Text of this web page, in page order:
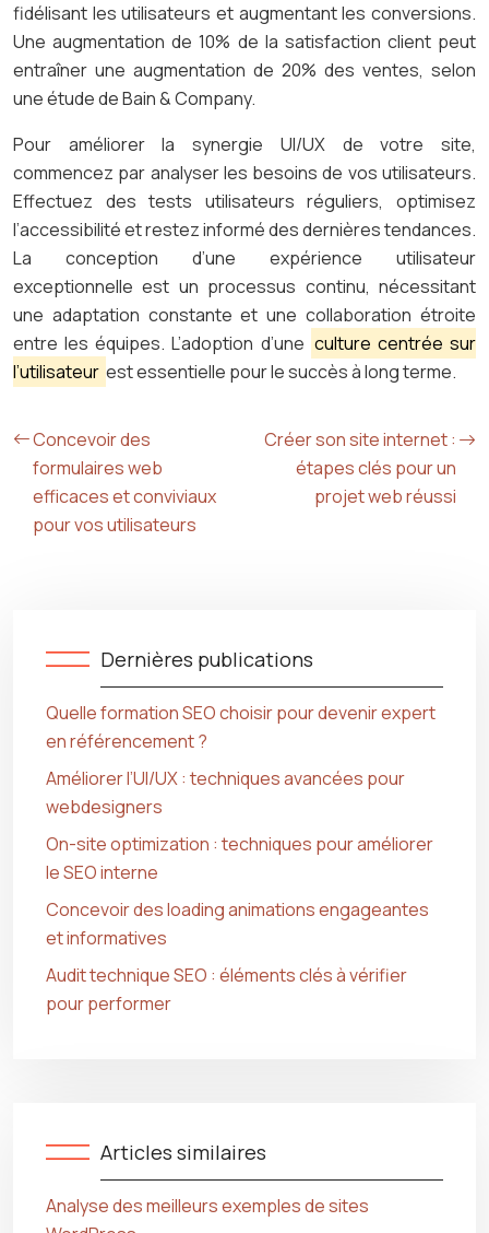
fidélisant les utilisateurs et augmentant les conversions.
Une augmentation de 10% de la satisfaction client peut
entraîner une augmentation de 20% des ventes, selon
une étude de Bain & Company.
Pour améliorer la synergie UI/UX de votre site,
commencez par analyser les besoins de vos utilisateurs.
Effectuez des tests utilisateurs réguliers, optimisez
l’accessibilité et restez informé des dernières tendances.
La conception d’une expérience utilisateur
exceptionnelle est un processus continu, nécessitant
une adaptation constante et une collaboration étroite
entre les équipes. L’adoption d’une culture centrée sur
l’utilisateur est essentielle pour le succès à long terme.
Concevoir des
formulaires web
efficaces et conviviaux
pour vos utilisateurs
Créer son site internet :
étapes clés pour un
projet web réussi
Dernières publications
Quelle formation SEO choisir pour devenir expert
en référencement ?
Améliorer l’UI/UX : techniques avancées pour
webdesigners
On-site optimization : techniques pour améliorer
le SEO interne
Concevoir des loading animations engageantes
et informatives
Audit technique SEO : éléments clés à vérifier
pour performer
Articles similaires
Analyse des meilleurs exemples de sites